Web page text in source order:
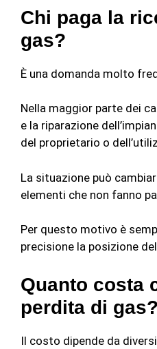
Chi paga la
gas?
È una domanda molto
Nella maggior parte dei
e la riparazione
del proprietario o
La situazione può
elementi che non fanno
Per questo motivo è
precisione la posizione
Quanto costa
perdita di gas?
Il costo dipende da